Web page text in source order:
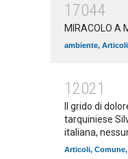
17044
MIRACOLO A
ambiente, Articoli
12021
Il grido di
tarquiniese
italiana,
Articoli, Comune,